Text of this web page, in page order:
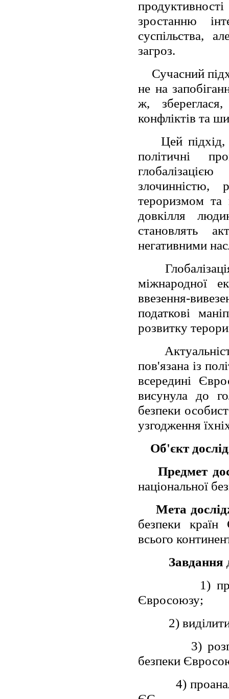
зростанню
суспільства,
загроз.
Сучасний
не на
ж,
конфліктів та
Цей
політичні
злочинністю,
тероризмом та
довкілля
становлять
негативними
міжнародної
ввезення-
податкові
розвитку
пов'язана із
всередині
висунула до
безпеки
узгодження
Об'єкт
Предмет
національної
Мета
безпеки
всього
Завдання
1)
Євросоюзу;
2)
3)
безпеки
4)